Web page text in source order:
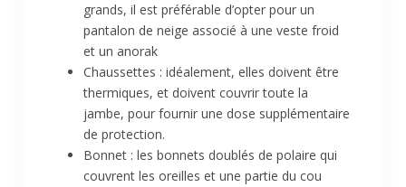
grands, il est préférable d’opter pour un
pantalon de neige associé à une veste froid
et un anorak
Chaussettes : idéalement, elles doivent être
thermiques, et doivent couvrir toute la
jambe, pour fournir une dose supplémentaire
de protection.
Bonnet : les bonnets doublés de polaire qui
couvrent les oreilles et une partie du cou